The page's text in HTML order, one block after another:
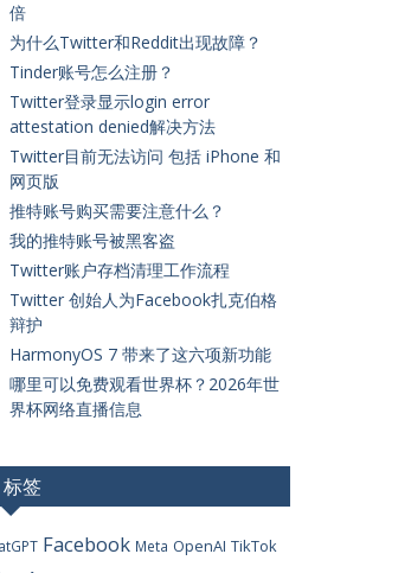
倍
为什么Twitter和Reddit出现故障？
Tinder账号怎么注册？
Twitter登录显示login error
attestation denied解决方法
Twitter目前无法访问 包括 iPhone 和
网页版
推特账号购买需要注意什么？
我的推特账号被黑客盗
Twitter账户存档清理工作流程
Twitter 创始人为Facebook扎克伯格
辩护
HarmonyOS 7 带来了这六项新功能
哪里可以免费观看世界杯？2026年世
界杯网络直播信息
标签
Facebook Meta OpenAI TikTok